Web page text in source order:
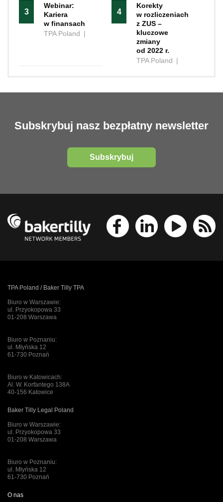
3
Webinar:
Kariera
w finansach
TPA Poland |
4
Korekty
w rozliczeniach
z ZUS –
kluczowe
zmiany
od 2022 r.
TPA Poland |
Subskrybuj nasz bezpłatny newsletter
Subskrybuj
TPA Poland / Baker Tilly TPA
Biuro w Warszawie:
ul. Przyokopowa 33
01-208 Warszawa
Biuro w Poznaniu:
ul. Młyńska 12
61-730 Poznań
Biuro w Katowicach:
Al. W. Korfantego 138A
40-156 Katowice
Baker Tilly Legal Poland
Biuro w Warszawie:
ul. Przyokopowa 33
01-208 Warszawa
Biuro w Poznaniu:
ul. Młyńska 12
61-730 Poznań
O nas